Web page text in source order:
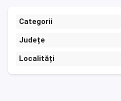
Categorii
Județe
Localități